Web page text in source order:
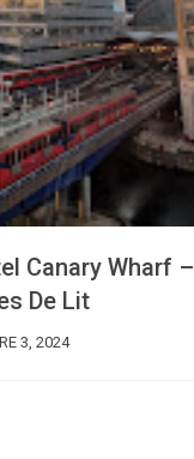
Canary Wharf –
De Lit
3, 2024